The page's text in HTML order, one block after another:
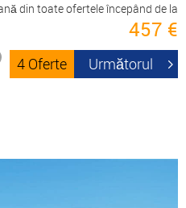
din toate ofertele începând de la
457 €
4 Oferte Următorul